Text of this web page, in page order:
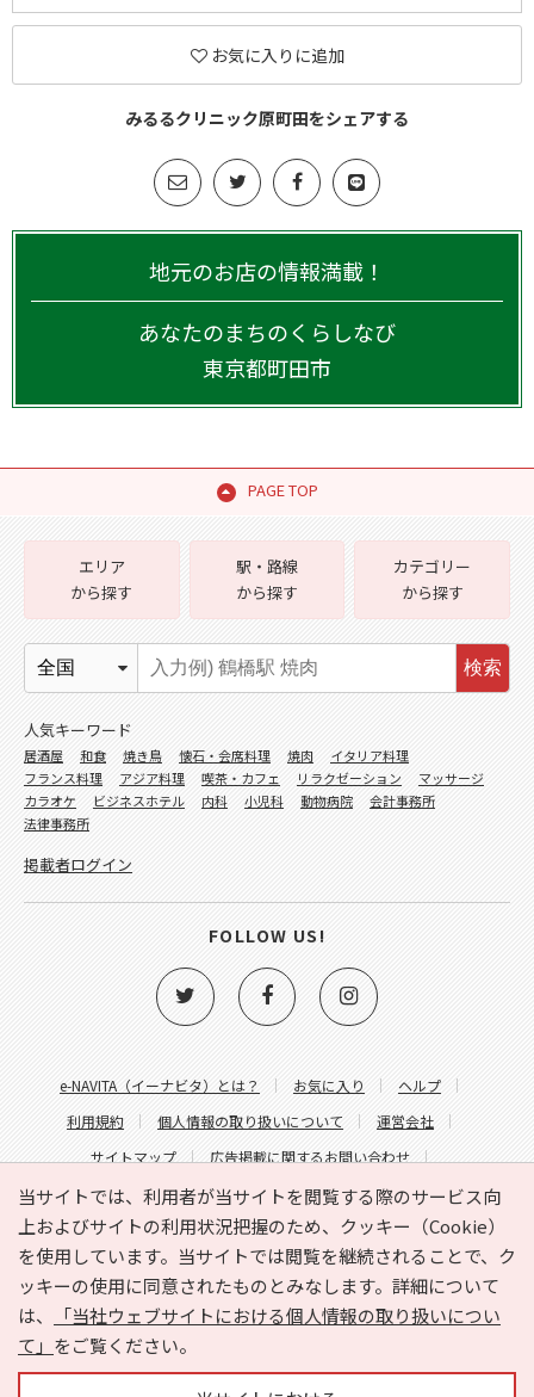
お気に入りに追加
みるるクリニック原町田をシェアする
地元のお店の情報満載！
あなたのまちのくらしなび
東京都町田市
PAGE TOP
当サイトでは、利用者が当サイトを閲覧する際のサービス向
上およびサイトの利用状況把握のため、クッキー（Cookie）
を使用しています。当サイトでは閲覧を継続されることで、ク
ッキーの使用に同意されたものとみなします。詳細について
は、
「当社ウェブサイトにおける個人情報の取り扱いについ
て」 をご覧ください。
e-NAVITA（イーナビタ）とは？ お気に入り
ヘルプ
利用規約
個人情報の取り扱いについて
運営会社
サイトマップ
広告掲載に関するお問い合わせ
サイトの内容に関するお問い合わせ
エリア
から探す
駅・路線
から探す
カテゴリー
から探す
検索
人気キーワード
居酒屋 和食 焼き鳥 懐石・会席料理 焼肉
イタリア料理
フランス料理
アジア料理 喫茶・カフェ リラクゼーション
マッサージ
カラオケ
ビジネスホテル 内科 小児科 動物病院
会計事務所
法律事務所
掲載者ログイン
FOLLOW US!
Copyright © HYOJITO.Co.,Ltd. All Rights Reserved.